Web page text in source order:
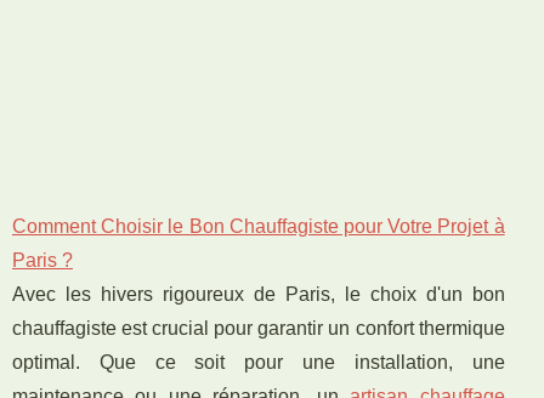
Comment Choisir le Bon Chauffagiste pour Votre Projet à
Paris ?
Avec les hivers rigoureux de Paris, le choix d'un bon
chauffagiste est crucial pour garantir un confort thermique
optimal. Que ce soit pour une installation, une